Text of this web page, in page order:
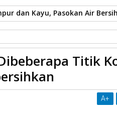
dan Kayu, Pasokan Air
Sampah
Sudah Diselesaikan
Telah DibersihkanTitik
A+